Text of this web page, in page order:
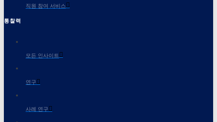
직원 참여 서비스
통찰력
모든 인사이트
연구
사례 연구